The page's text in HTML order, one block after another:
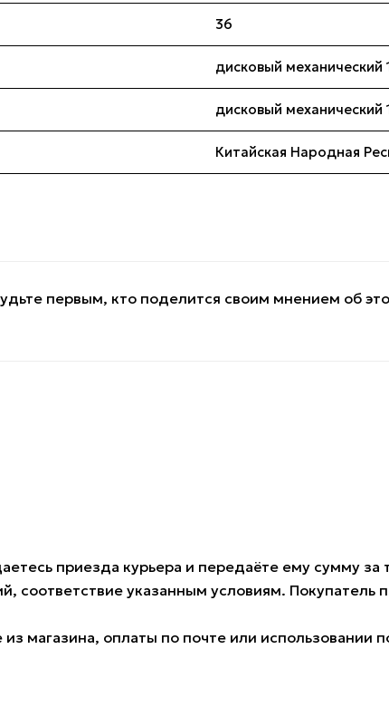
36
дисковый механический
дисковый механический
Китайская Народная
первым, кто поделится своим мнением об
приезда курьера и передаёте ему сумму за
соответствие указанным условиям.
магазина, оплаты по почте или использовании